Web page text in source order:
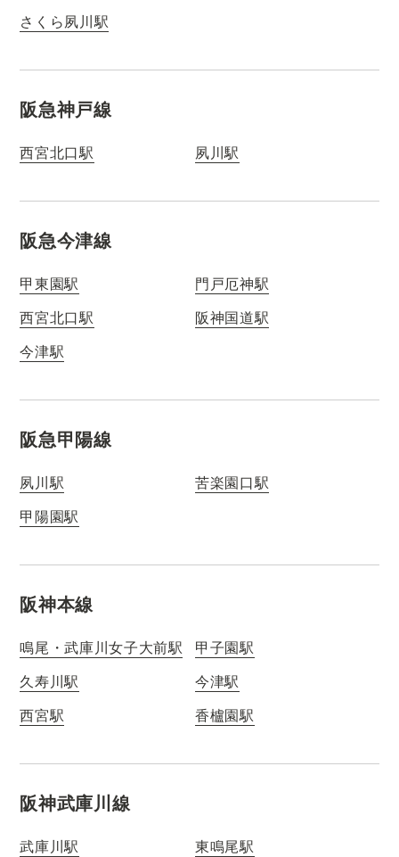
さくら夙川駅
阪急神戸線
西宮北口駅 夙川駅
阪急今津線
甲東園駅
門戸厄神駅
西宮北口駅
阪神国道駅
今津駅
阪急甲陽線
夙川駅
苦楽園口駅
甲陽園駅
阪神本線
鳴尾・武庫川女子大前駅
甲子園駅
久寿川駅
今津駅
西宮駅
香櫨園駅
阪神武庫川線
武庫川駅
東鳴尾駅